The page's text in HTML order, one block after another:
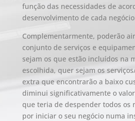
função das necessidades de
desenvolvimento de cada
Complementarmente, poderão
conjunto de serviços e
sejam os que estão incluídos na
escolhida, quer sejam os
extra que encontrarão a baixo
diminui significativamente o
que teria de despender todos os
por iniciar o seu negócio numa